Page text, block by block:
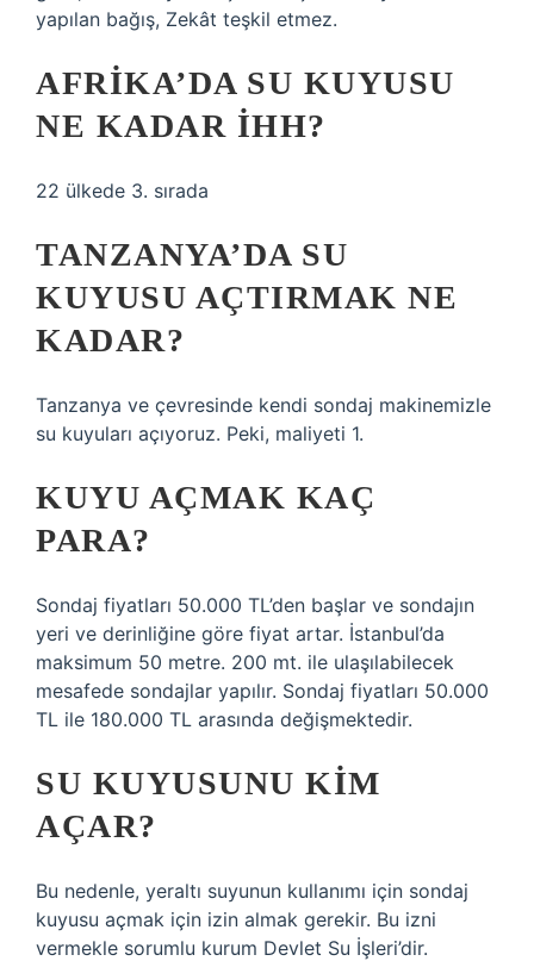
yapılan bağış, Zekât teşkil etmez.
AFRIKA’DA SU KUYUSU
NE KADAR IHH?
22 ülkede 3. sırada
TANZANYA’DA SU
KUYUSU AÇTIRMAK NE
KADAR?
Tanzanya ve çevresinde kendi sondaj makinemizle
su kuyuları açıyoruz. Peki, maliyeti 1.
KUYU AÇMAK KAÇ
PARA?
Sondaj fiyatları 50.000 TL’den başlar ve sondajın
yeri ve derinliğine göre fiyat artar. İstanbul’da
maksimum 50 metre. 200 mt. ile ulaşılabilecek
mesafede sondajlar yapılır. Sondaj fiyatları 50.000
TL ile 180.000 TL arasında değişmektedir.
SU KUYUSUNU KIM
AÇAR?
Bu nedenle, yeraltı suyunun kullanımı için sondaj
kuyusu açmak için izin almak gerekir. Bu izni
vermekle sorumlu kurum Devlet Su İşleri’dir.